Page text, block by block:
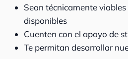
Sean técnicamente
disponibles
Cuenten con el apoyo de
Te permitan desarrollar